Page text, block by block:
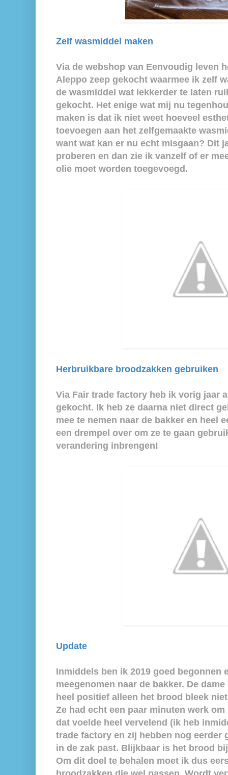
Zelf wasmiddel maken
Via de webshop van Eenvoudig leven
Aleppo zeep gekocht waarmee ik zelf
de wasmiddel wat lekkerder te laten
gekocht. Het enige wat mij nu
maken is dat ik niet weet hoeveel
toevoegen aan het zelfgemaakte
want wat kan er nu echt misgaan? Dit
proberen en dan zie ik vanzelf of er
olie moet worden toegevoegd.
Herbruikbare broodzakken gebruiken
Via Fair trade factory heb ik vorig jaar
gekocht. Ik heb ze daarna niet direct
mee te nemen naar de bakker en heel
een drempel over om ze te gaan
verandering inbrengen!
Update
Inmiddels ben ik 2019 goed begonnen
meegenomen naar de bakker. De
heel positief alleen het brood bleek
Ze had echt een paar minuten werk
dat voelde heel vervelend (ik heb
trade factory en zij hebben nog eerder
in de zak past. Blijkbaar is het brood
Om dit doel te behalen moet ik dus